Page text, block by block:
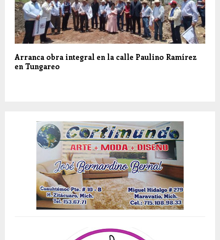
Arranca obra integral en la calle Paulino Ramírez
en Tungareo